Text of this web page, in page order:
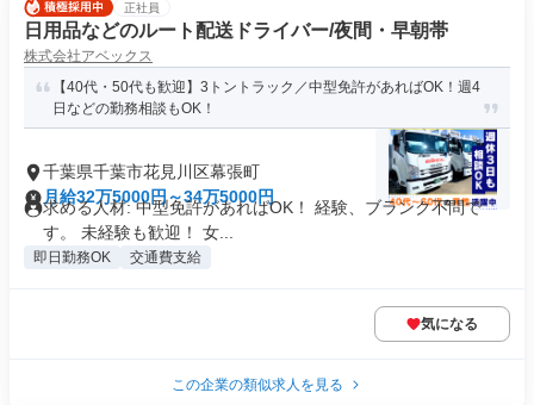
正社員
日用品などのルート配送ドライバー/夜間・早朝帯
株式会社アベックス
【40代・50代も歓迎】3トントラック／中型免許があればOK！週4
日などの勤務相談もOK！
千葉県千葉市花見川区幕張町
月給32万5000円～34万5000円
求める人材: 中型免許があればOK！ 経験、ブランク不問で
す。 未経験も歓迎！ 女...
即日勤務OK 交通費支給
気になる
この企業の類似求人を見る